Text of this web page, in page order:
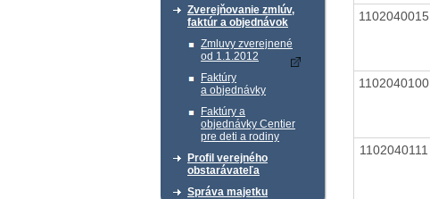
Zverejňovanie zmlúv,
faktúr a objednávok
Zmluvy zverejnené
od 1.1.2012
Faktúry
a objednávky
Faktúry a
objednávky Centier
pre deti a rodiny
Profil verejného
obstarávateľa
Správa majetku
1102040015
1102040100
1102040111